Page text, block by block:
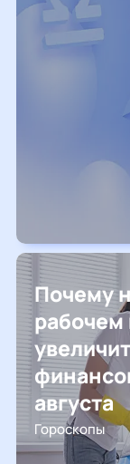
Почему
августа
Гороскопы